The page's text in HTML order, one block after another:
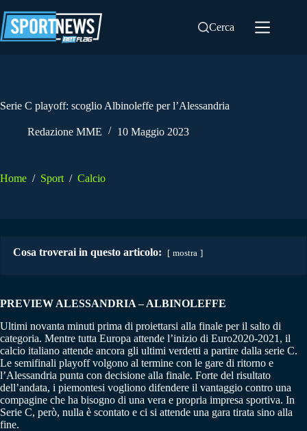
al
contenuto
Cerca
Serie C playoff: scoglio Albinoleffe per l’Alessandria
Redazione MME 10 Maggio 2023
Home / Sport / Calcio
Cosa troverai in questo articolo: mostra
PREVIEW ALESSANDRIA – ALBINOLEFFE
Ultimi novanta minuti prima di proiettarsi alla finale per il salto di
categoria. Mentre tutta Europa attende l’inizio di Euro2020-2021, il
calcio italiano attende ancora gli ultimi verdetti a partire dalla serie C.
Le semifinali playoff volgono al termine con le gare di ritorno e
l’Alessandria punta con decisione alla finale. Forte del risultato
dell’andata, i piemontesi vogliono difendere il vantaggio contro una
compagine che ha bisogno di una vera e propria impresa sportiva. In
Serie C, però, nulla è scontato e ci si attende una gara tirata sino alla
fine.